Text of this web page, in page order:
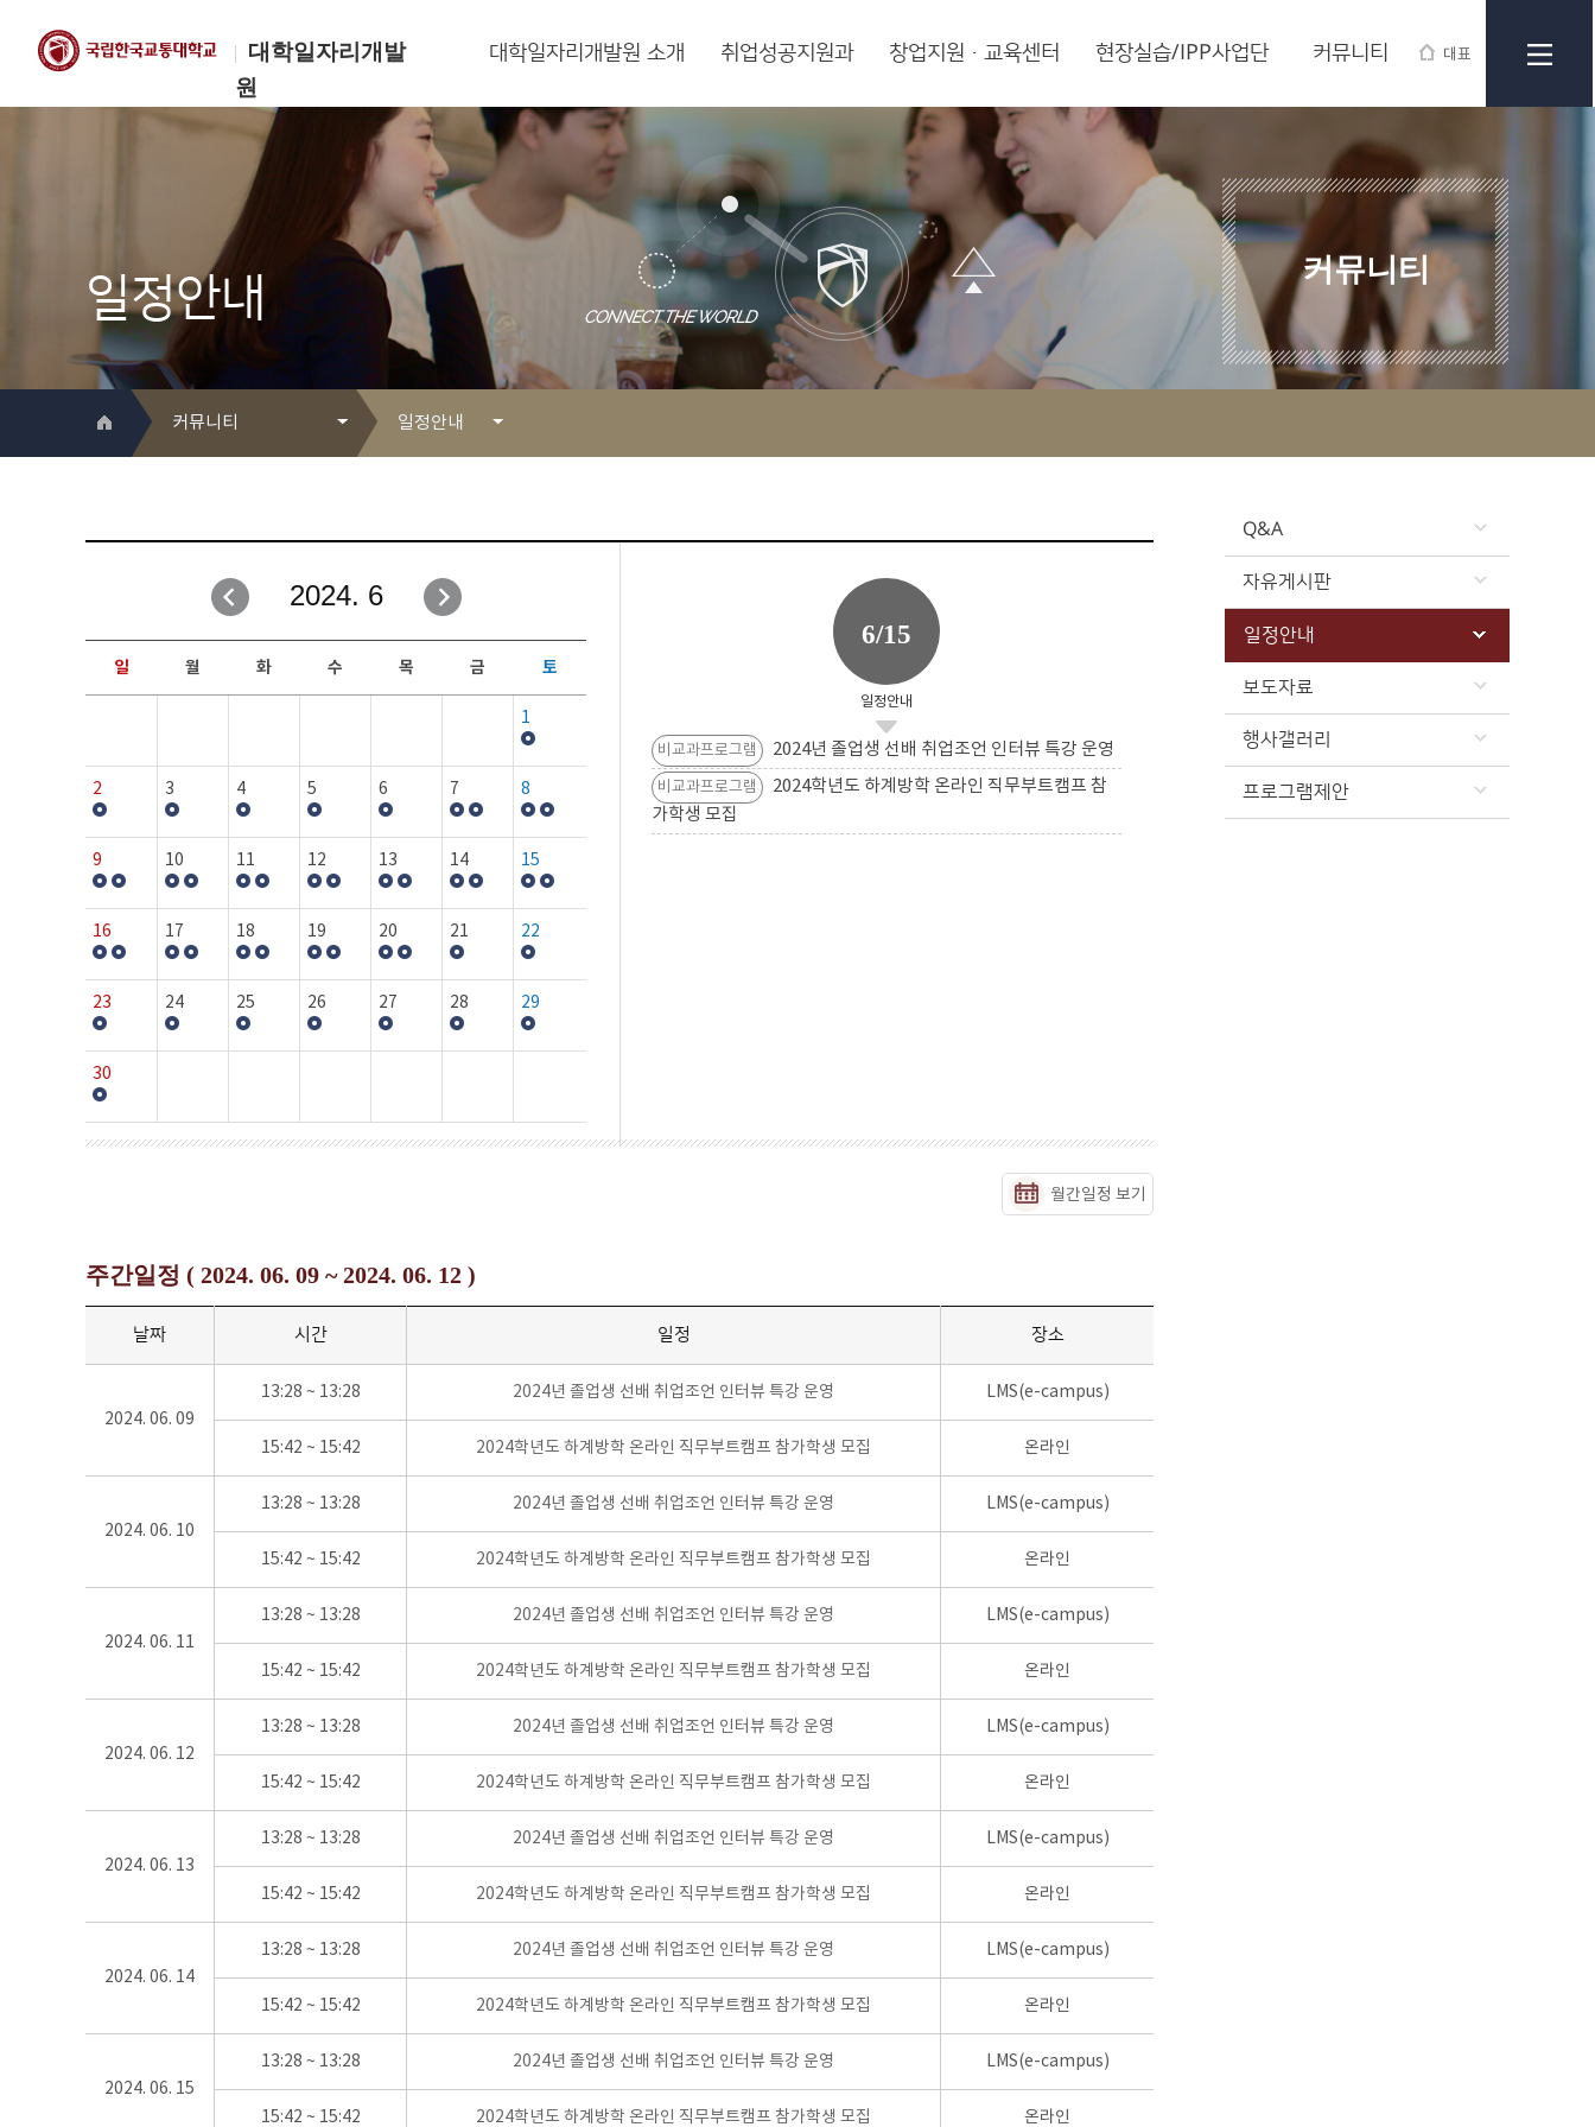
대학일자리개발
원
대표
한국교통대학교
대학일자리개발원
대학일자리개발원 소개 취업성공지원과 창업지원·교육센터 현장실습/IPP사업단 커뮤니티
일정안내
커뮤니티
커뮤니티
취업성공지원과
창업지원·교육센터
현장실습/IPP사업단
커뮤니티
일정안내
자유게시판
일정안내
보도자료
행사갤러리
Q&A
자유게시판
일정안내
보도자료
행사갤러리
프로그램제안
2024. 6
일 월 화 수 목 금 토
1
2 3 4 5 6 7 8
9 10 11 12 13 14 15
16 17 18 19 20 21 22
23 24 25 26 27 28 29
30
6/15
일정안내
비교과프로그램 2024년 졸업생 선배 취업조언 인터뷰 특강 운영
비교과프로그램
2024학년도 하계방학 온라인 직무부트캠프 참
가학생 모집
월간일정 보기
주간일정 ( 2024. 06. 09 ~ 2024. 06. 12 )
날짜 시간 일정 장소
2024. 06. 09
13:28 ~ 13:28 2024년 졸업생 선배 취업조언 인터뷰 특강 운영 LMS(e-campus)
15:42 ~ 15:42 2024학년도 하계방학 온라인 직무부트캠프 참가학생 모집 온라인
2024. 06. 10
13:28 ~ 13:28 2024년 졸업생 선배 취업조언 인터뷰 특강 운영 LMS(e-campus)
15:42 ~ 15:42 2024학년도 하계방학 온라인 직무부트캠프 참가학생 모집 온라인
2024. 06. 11
13:28 ~ 13:28 2024년 졸업생 선배 취업조언 인터뷰 특강 운영 LMS(e-campus)
15:42 ~ 15:42 2024학년도 하계방학 온라인 직무부트캠프 참가학생 모집 온라인
2024. 06. 12
13:28 ~ 13:28 2024년 졸업생 선배 취업조언 인터뷰 특강 운영 LMS(e-campus)
15:42 ~ 15:42 2024학년도 하계방학 온라인 직무부트캠프 참가학생 모집 온라인
2024. 06. 13
13:28 ~ 13:28 2024년 졸업생 선배 취업조언 인터뷰 특강 운영 LMS(e-campus)
15:42 ~ 15:42 2024학년도 하계방학 온라인 직무부트캠프 참가학생 모집 온라인
2024. 06. 14
13:28 ~ 13:28 2024년 졸업생 선배 취업조언 인터뷰 특강 운영 LMS(e-campus)
15:42 ~ 15:42 2024학년도 하계방학 온라인 직무부트캠프 참가학생 모집 온라인
2024. 06. 15
13:28 ~ 13:28 2024년 졸업생 선배 취업조언 인터뷰 특강 운영 LMS(e-campus)
15:42 ~ 15:42 2024학년도 하계방학 온라인 직무부트캠프 참가학생 모집 온라인